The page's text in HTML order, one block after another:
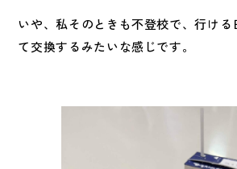
いや、私そのときも不登校で、行ける
て交換するみたいな感じです。